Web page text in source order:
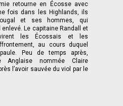
retourne en Écosse avec
fois dans les Highlands, ils
et ses hommes, qui
Le capitaine Randall et
les Écossais et les
au cours duquel
Peu de temps après,
Anglaise nommée Claire
l’avoir sauvée du viol par le